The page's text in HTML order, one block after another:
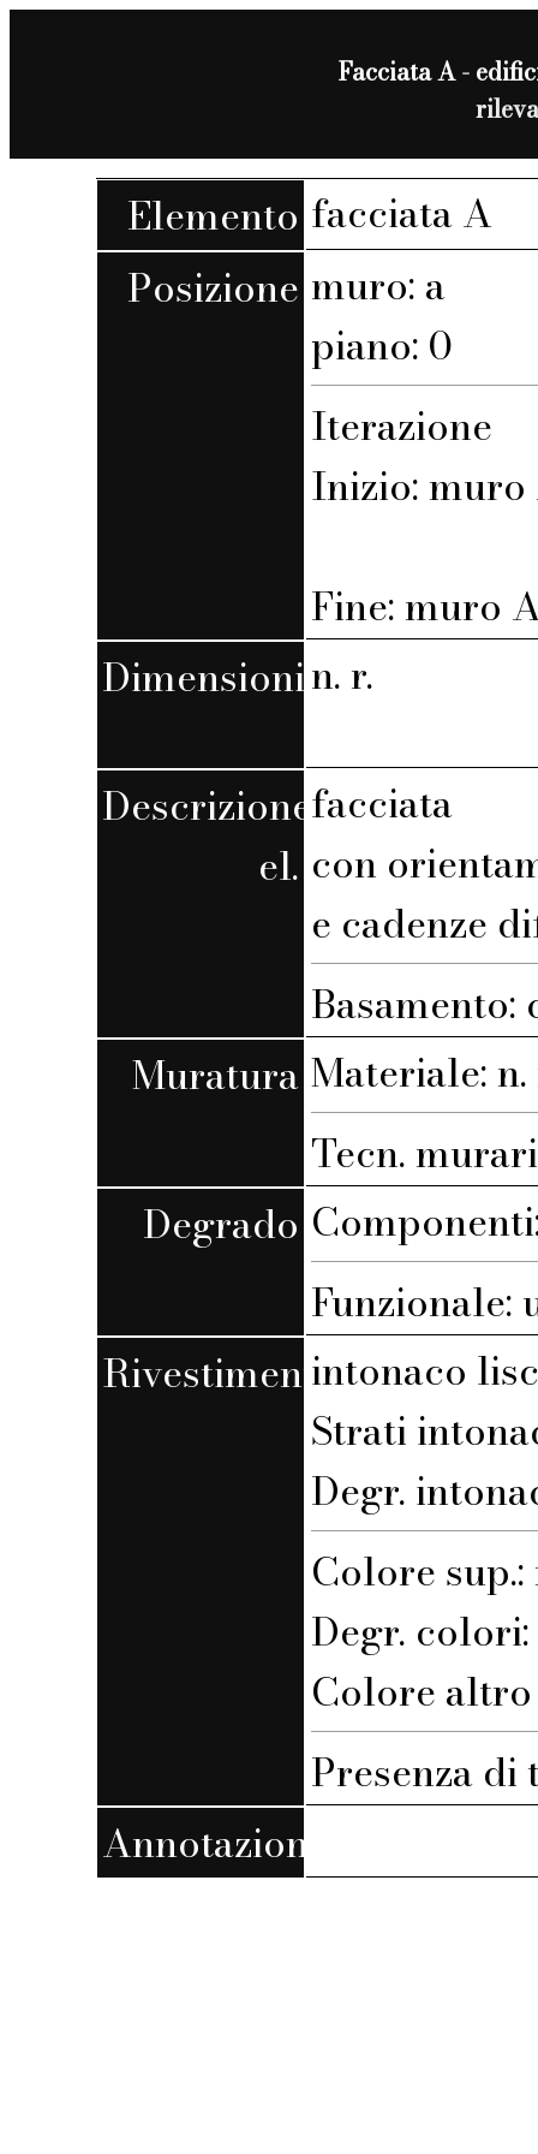
Facciata A -
Elemento facciata A
Posizione muro: a
piano: 0
Iterazione
Inizio: muro
Fine: muro
Dimensionin. r.
Descrizione
el.
facciata
con
e cadenze
Muratura Materiale: n.
Tecn.
Degrado
Funzionale:
Rivestimentointonaco
Strati
Degr.
Colore
Degr.
Colore altro
Presenza
Annotazioni